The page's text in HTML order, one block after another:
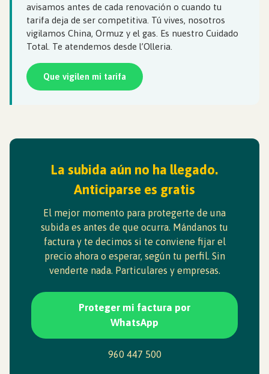
avisamos antes de cada renovación o cuando tu
tarifa deja de ser competitiva. Tú vives, nosotros
vigilamos China, Ormuz y el gas. Es nuestro Cuidado
Total. Te atendemos desde l’Olleria.
Que vigilen mi tarifa
La subida aún no ha llegado.
Anticiparse es gratis
El mejor momento para protegerte de una
subida es antes de que ocurra. Mándanos tu
factura y te decimos si te conviene fijar el
precio ahora o esperar, según tu perfil. Sin
venderte nada. Particulares y empresas.
Proteger mi factura por
WhatsApp
960 447 500